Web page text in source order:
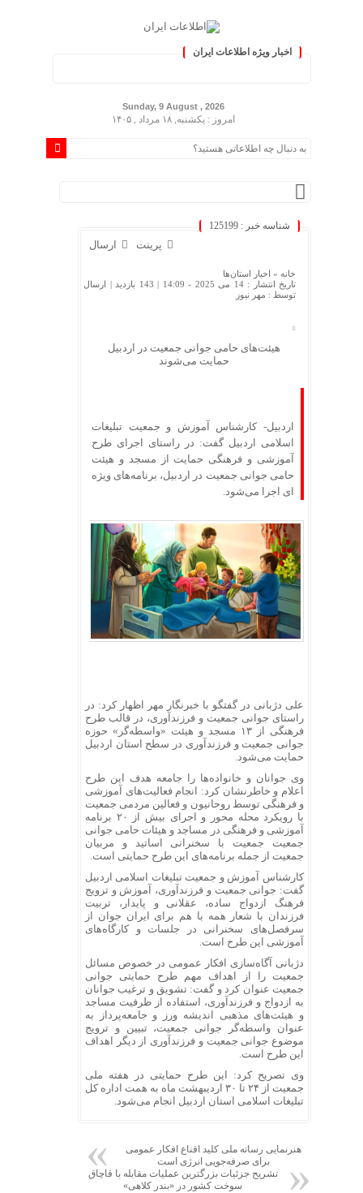
اخبار ویژه اطلاعات ایران
Sunday, 9 August , 2026
امروز : یکشنبه, ۱۸ مرداد , ۱۴۰۵
شناسه خبر : 125199
ارسال پرینت
خانه » اخبار استان‌ها
تاریخ انتشار : 14 می 2025 - 14:09 |
143 بازدید
| ارسال
توسط : مهر نیوز
هیئت‌های حامی جوانی جمعیت در اردبیل
حمایت می‌شوند
اردبیل- کارشناس آموزش و جمعیت تبلیغات
اسلامی اردبیل گفت: در راستای اجرای طرح
آموزشی و فرهنگی حمایت از مسجد و هیئت
حامی جوانی جمعیت در اردبیل، برنامه‌های ویژه
ای اجرا می‌شود.
علی دژبانی در گفتگو با خبرنگار مهر اظهار کرد: در
راستای جوانی جمعیت وفرزندآوری، در قالب طرح
فرهنگی از ۱۳ مسجد و هیئت «واسطه‌گر» حوزه
جوانی جمعیت وفرزندآوری در سطح استان اردبیل
حمایت می‌شود.
وی جوانان و خانواده‌ها را جامعه هدف این طرح
اعلام و خاطرنشان کرد: انجام فعالیت‌های آموزشی
و فرهنگی توسط روحانیون و فعالین مردمی جمعیت
با رویکرد محله محور و اجرای بیش از ۲۰ برنامه
آموزشی و فرهنگی در مساجد و هیئات حامی جوانی
جمعیت جمعیت با سخنرانی اساتید و مربیان
جمعیت از جمله برنامه‌های این طرح حمایتی است.
کارشناس آموزش و جمعیت تبلیغات اسلامی اردبیل
گفت: جوانی جمعیت و فرزندآوری، آموزش و ترویج
فرهنگ ازدواج ساده، عقلانی و پایدار، تربیت
فرزندان با شعار همه با هم برای ایران جوان از
سرفصل‌های سخنرانی در جلسات و کارگاه‌های
آموزشی این طرح است.
دژبانی آگاه‌سازی افکار عمومی در خصوص مسائل
جمعیت را از اهداف مهم طرح حمایتی جوانی
جمعیت عنوان کرد و گفت: تشویق و ترغیب جوانان
به ازدواج و فرزندآوری، استفاده از ظرفیت مساجد
و هیئت‌های مذهبی اندیشه ورز و جامعه‌پرداز
به
عنوان واسطه‌گر جوانی جمعیت، تبیین و ترویج
موضوع جوانی جمعیت و فرزندآوری از دیگر اهداف
این طرح است.
وی تصریح کرد: این طرح حمایتی در هفته ملی
جمعیت از ۲۴ تا ۳۰ اردیبهشت ماه به همت اداره کل
تبلیغات اسلامی استان اردبیل انجام می‌شود.
هنرنمایی رسانه ملی کلید اقناع افکار عمومی
برای صرفه‌جویی انرژی است
تشریح جزئیات بزرگترین عملیات مقابله با قاچاق
سوخت کشور در «بندر کلاهی»